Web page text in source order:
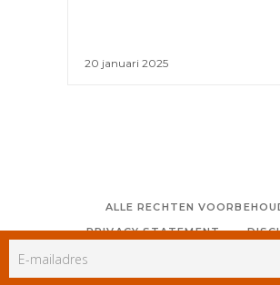
20 januari 2025
ALLE RECHTEN
PRIVACY STATEMENT